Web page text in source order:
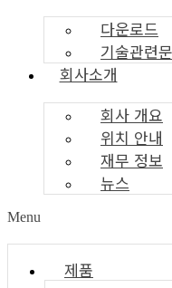
다운로드
기술관련
회사소개
회사 개요
위치 안내
재무 정보
뉴스
Menu
제품